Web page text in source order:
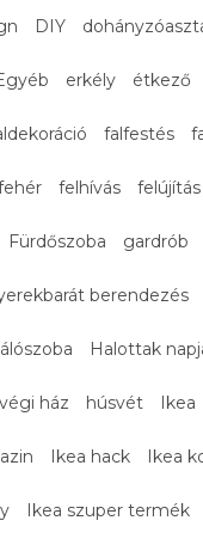
DIY
erkély étkező
falfestés
felhívás felújítás
Fürdőszoba gardrób
berendezés
Halottak
ház húsvét Ikea
Ikea hack Ikea
Ikea szuper termék